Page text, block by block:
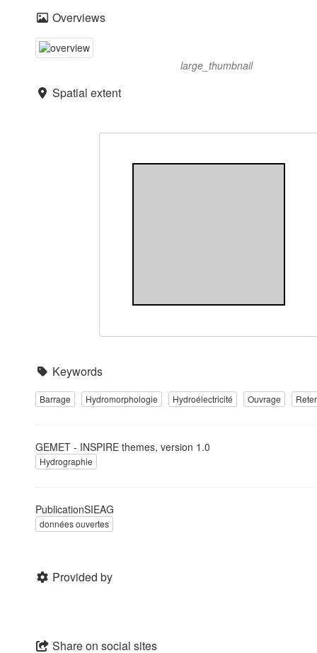
Overviews
large_thumbnail
Spatial extent
Keywords
Barrage Hydromorphologie Hydroélectricité Ouvrage
GEMET - INSPIRE themes, version 1.0
Hydrographie
PublicationSIEAG
données ouvertes
Provided by
Share on social sites